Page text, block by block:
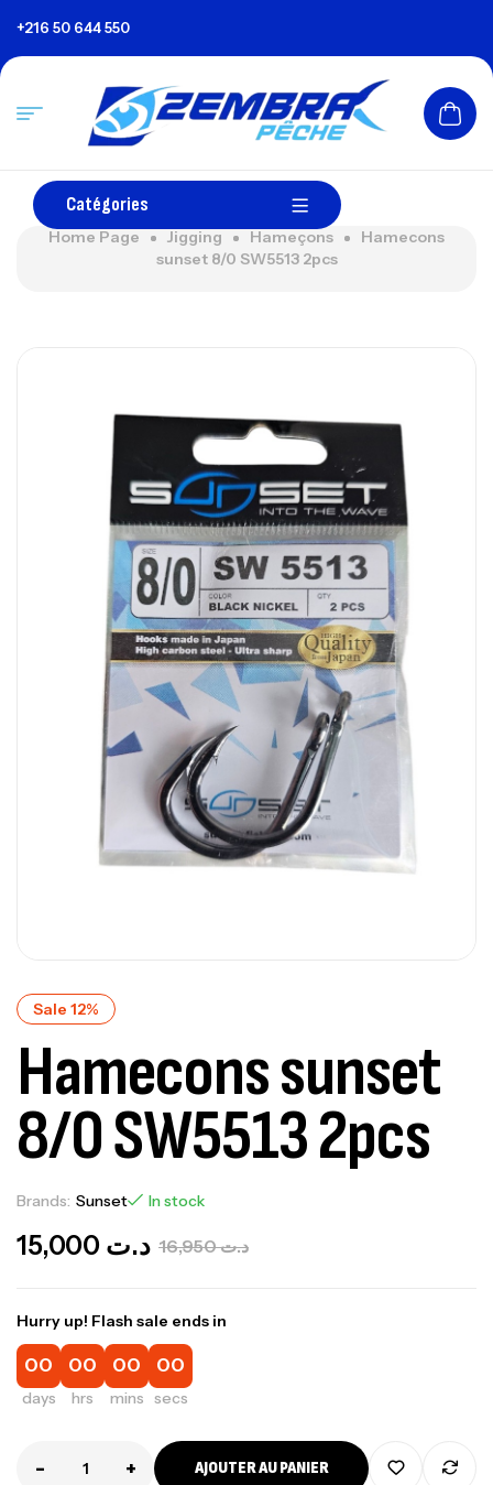
+216 50 644 550
Catégories
Home Page Jigging Hameçons
Hamecons
sunset 8/0 SW5513 2pcs
Sale 12%
Hamecons sunset
8/0 SW5513 2pcs
Brands: Sunset In stock
د.ت16,950 د.ت
Hurry up! Flash sale ends in
00
days
00
hrs
00
mins
00
secs
- + AJOUTER AU PANIER